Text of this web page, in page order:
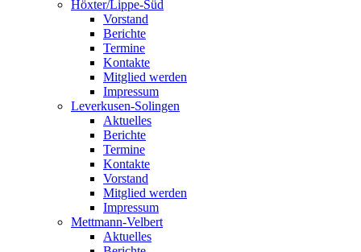
Höxter/Lippe-Süd
Vorstand
Berichte
Termine
Kontakte
Mitglied werden
Impressum
Leverkusen-Solingen
Aktuelles
Berichte
Termine
Kontakte
Vorstand
Mitglied werden
Impressum
Mettmann-Velbert
Aktuelles